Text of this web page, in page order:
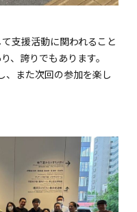
支援活動に関われること
、誇りでもあります。
、また次回の参加を楽し